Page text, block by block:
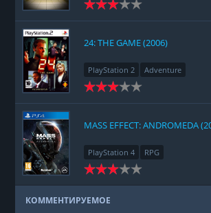
24: THE GAME (2006)
PlayStation 2 Adventure
MASS EFFECT: ANDROMEDA
PlayStation 4 RPG
КОММЕНТИРУЕМОЕ